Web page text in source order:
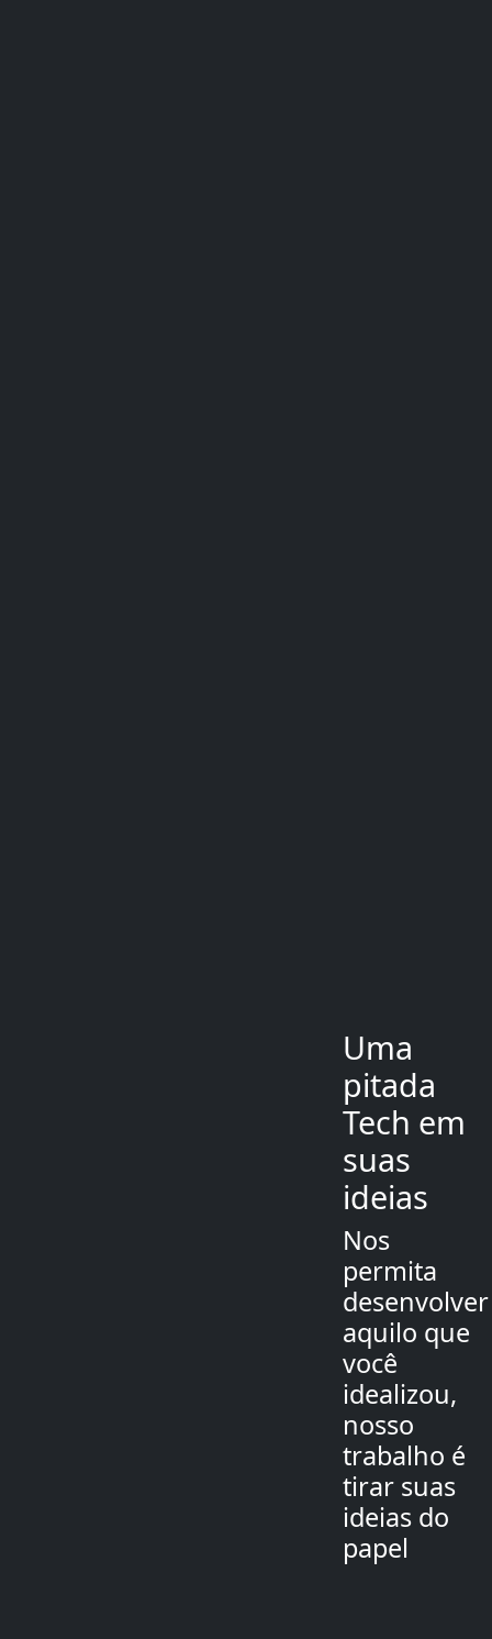
Uma
pitada
Tech em
suas
ideias
Nos
permita
desenvolver
aquilo que
você
idealizou,
nosso
trabalho é
tirar suas
ideias do
papel